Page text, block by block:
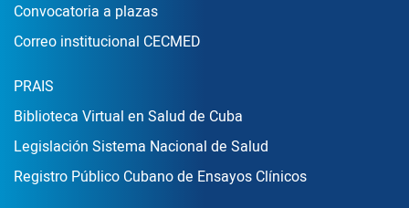
Convocatoria a plazas
Correo institucional CECMED
Enlace Footer2
PRAIS
Biblioteca Virtual en Salud de Cuba
Legislación Sistema Nacional de Salud
Registro Público Cubano de Ensayos Clínicos